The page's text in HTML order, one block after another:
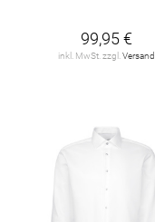
99,95 €
inkl. MwSt. zzgl. Versand